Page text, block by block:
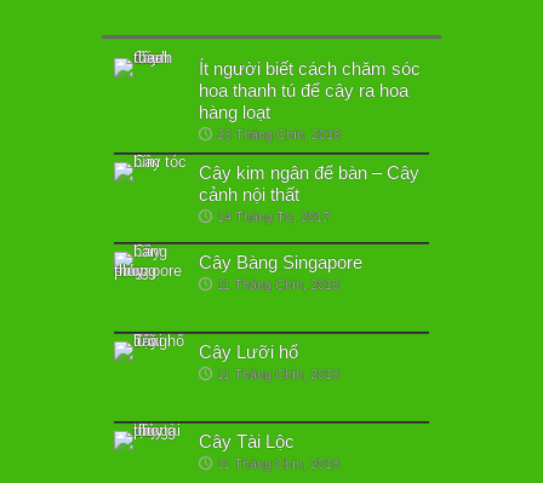
Ít người biết cách chăm sóc
hoa thanh tú để cây ra hoa
hàng loạt
23 Tháng Chín, 2018
Cây kim ngân để bàn – Cây
cảnh nội thất
14 Tháng Tư, 2017
Cây Bàng Singapore
11 Tháng Chín, 2018
Cây Lưỡi hổ
11 Tháng Chín, 2018
Cây Tài Lộc
11 Tháng Chín, 2018